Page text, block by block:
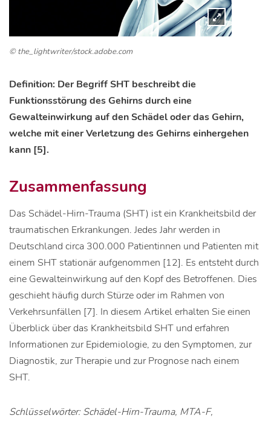
© the_lightwriter/stock.adobe.com
Definition: Der Begriff SHT beschreibt die
Funktionsstörung des Gehirns durch eine
Gewalteinwirkung auf den Schädel oder das Gehirn,
welche mit einer Verletzung des Gehirns einhergehen
kann [5].
Zusammenfassung
Das Schädel-Hirn-Trauma (SHT) ist ein Krankheitsbild der
traumatischen Erkrankungen. Jedes Jahr werden in
Deutschland circa 300.000 Patientinnen und Patienten mit
einem SHT stationär aufgenommen [12]. Es entsteht durch
eine Gewalteinwirkung auf den Kopf des Betroffenen. Dies
geschieht häufig durch Stürze oder im Rahmen von
Verkehrsunfällen [7]. In diesem Artikel erhalten Sie einen
Überblick über das Krankheitsbild SHT und erfahren
Informationen zur Epidemiologie, zu den Symptomen, zur
Diagnostik, zur Therapie und zur Prognose nach einem
SHT.
Schlüsselwörter: Schädel-Hirn-Trauma, MTA-F,